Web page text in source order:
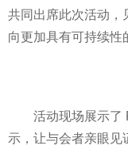
共同出席此次活动，
向更加具有可持续性
活动现场展示了
示，让与会者亲眼见